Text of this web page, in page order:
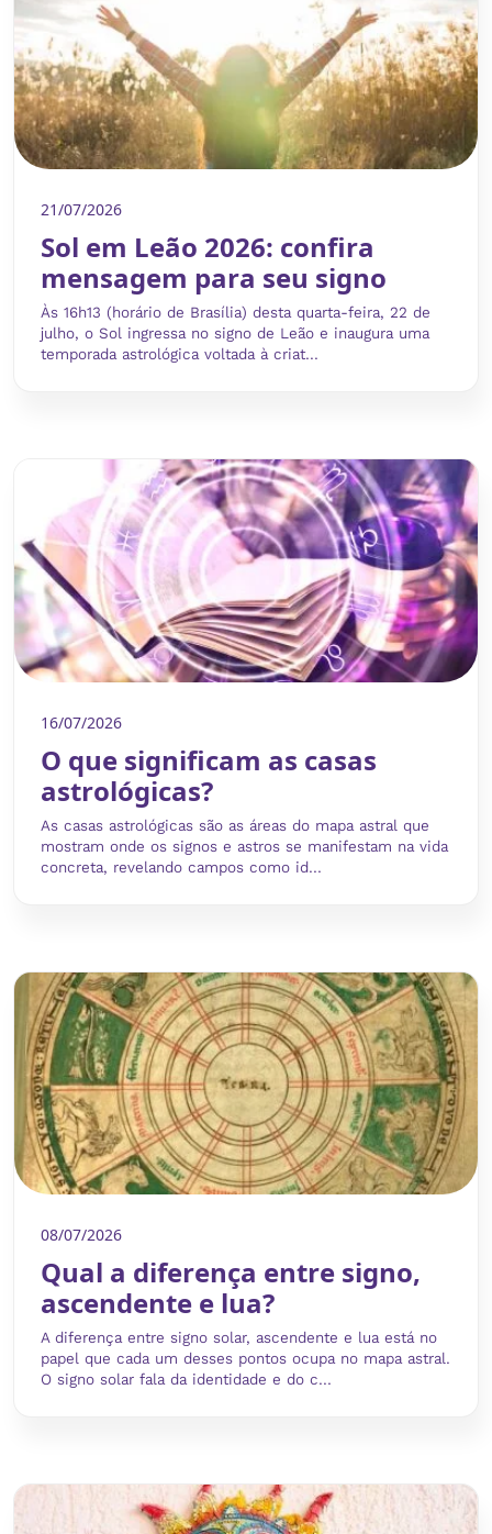
21/07/2026
Sol em Leão 2026: confira
mensagem para seu signo
Às 16h13 (horário de Brasília) desta quarta-feira, 22 de
julho, o Sol ingressa no signo de Leão e inaugura uma
temporada astrológica voltada à criat...
16/07/2026
O que significam as casas
astrológicas?
As casas astrológicas são as áreas do mapa astral que
mostram onde os signos e astros se manifestam na vida
concreta, revelando campos como id...
08/07/2026
Qual a diferença entre signo,
ascendente e lua?
A diferença entre signo solar, ascendente e lua está no
papel que cada um desses pontos ocupa no mapa astral.
O signo solar fala da identidade e do c...